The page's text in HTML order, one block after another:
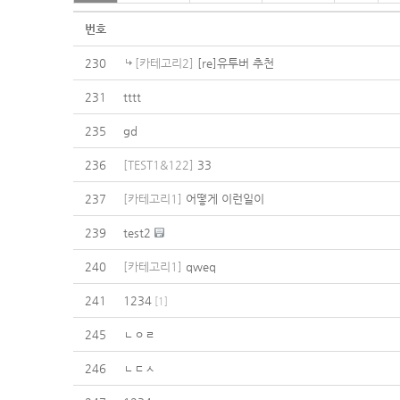
번호
230 [카테고리2] [re]유투버 추천
231 tttt
235 gd
236 [TEST1&122] 33
237 [카테고리1] 어떻게 이런일이
239 test2
240 [카테고리1] qweq
241 1234 [1 ]
245 ㄴㅇㄹ
246 ㄴㄷㅅ